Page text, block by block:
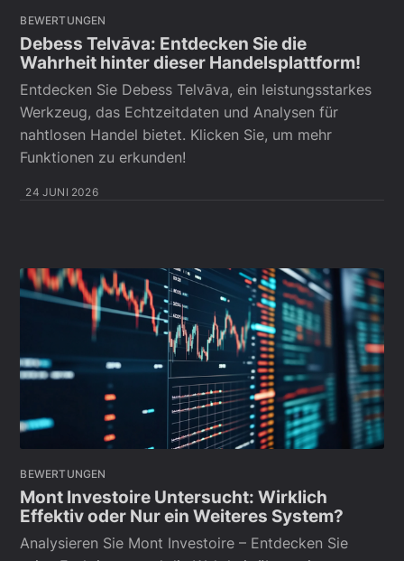
BEWERTUNGEN
Debess Telvāva: Entdecken Sie die
Wahrheit hinter dieser Handelsplattform!
Entdecken Sie Debess Telvāva, ein leistungsstarkes
Werkzeug, das Echtzeitdaten und Analysen für
nahtlosen Handel bietet. Klicken Sie, um mehr
Funktionen zu erkunden!
24 JUNI 2026
BEWERTUNGEN
Mont Investoire Untersucht: Wirklich
Effektiv oder Nur ein Weiteres System?
Analysieren Sie Mont Investoire – Entdecken Sie